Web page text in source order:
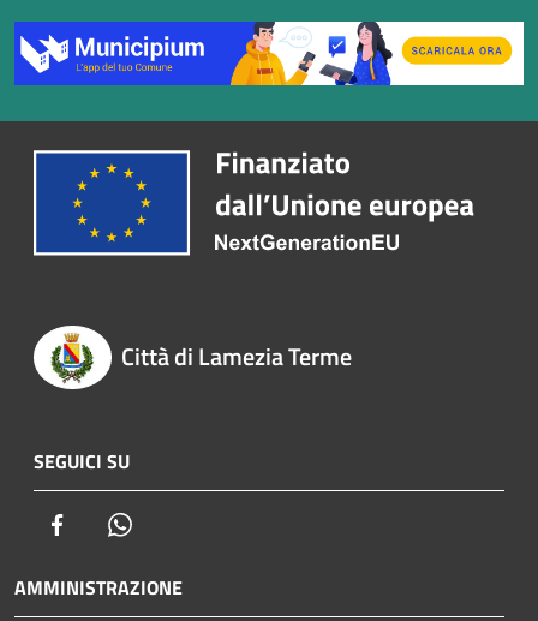
Città di Lamezia Terme
SEGUICI SU
Facebook
AMMINISTRAZIONE